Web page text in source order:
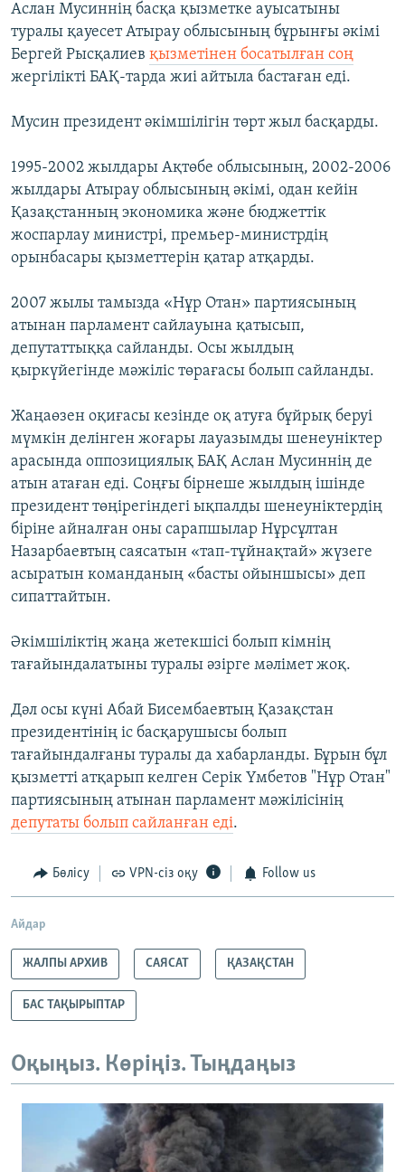
Аслан Мусиннің басқа қызметке ауысатыны
туралы қауесет Атырау облысының бұрынғы әкімі
Бергей Рысқалиев қызметінен босатылған соң
жергілікті БАҚ-тарда жиі айтыла бастаған еді.
Мусин президент әкімшілігін төрт жыл басқарды.
1995-2002 жылдары Ақтөбе облысының, 2002-2006
жылдары Атырау облысының әкімі, одан кейін
Қазақстанның экономика және бюджеттік
жоспарлау министрі, премьер-министрдің
орынбасары қызметтерін қатар атқарды.
2007 жылы тамызда «Нұр Отан» партиясының
атынан парламент сайлауына қатысып,
депутаттыққа сайланды. Осы жылдың
қыркүйегінде мәжіліс төрағасы болып сайланды.
Жаңаөзен оқиғасы кезінде оқ атуға бұйрық беруі
мүмкін делінген жоғары лауазымды шенеуніктер
арасында оппозициялық БАҚ Аслан Мусиннің де
атын атаған еді. Соңғы бірнеше жылдың ішінде
президент төңірегіндегі ықпалды шенеуніктердің
біріне айналған оны сарапшылар Нұрсұлтан
Назарбаевтың саясатын «тап-тұйнақтай» жүзеге
асыратын команданың «басты ойыншысы» деп
сипаттайтын.
Әкімшіліктің жаңа жетекшісі болып кімнің
тағайындалатыны туралы әзірге мәлімет жоқ.
Дәл осы күні Абай Бисембаевтың Қазақстан
президентінің іс басқарушысы болып
тағайындалғаны туралы да хабарланды. Бұрын бұл
қызметті атқарып келген Серік Үмбетов "Нұр Отан"
партиясының атынан парламент мәжілісінің
депутаты болып сайланған еді.
Бөлісу VPN-сіз оқу Follow us
Айдар
ЖАЛПЫ АРХИВ САЯСАТ ҚАЗАҚСТАН
БАС ТАҚЫРЫПТАР
Оқыңыз. Көріңіз. Тыңдаңыз